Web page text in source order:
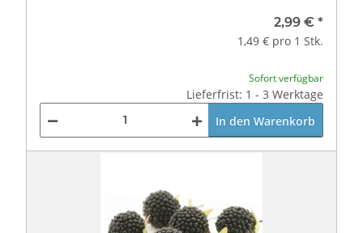
2,99 € *
1,49 € pro 1 Stk.
Sofort verfügbar
Lieferfrist: 1 - 3 Werktage
In den Warenkorb